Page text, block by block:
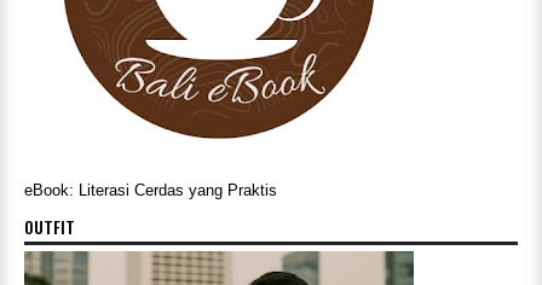
eBook: Literasi Cerdas yang Praktis
OUTFIT